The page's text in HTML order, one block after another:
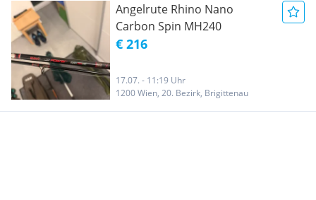
Angelrute Rhino Nano
Carbon Spin MH240
€ 216
17.07. - 11:19 Uhr
1200 Wien, 20. Bezirk, Brigittenau